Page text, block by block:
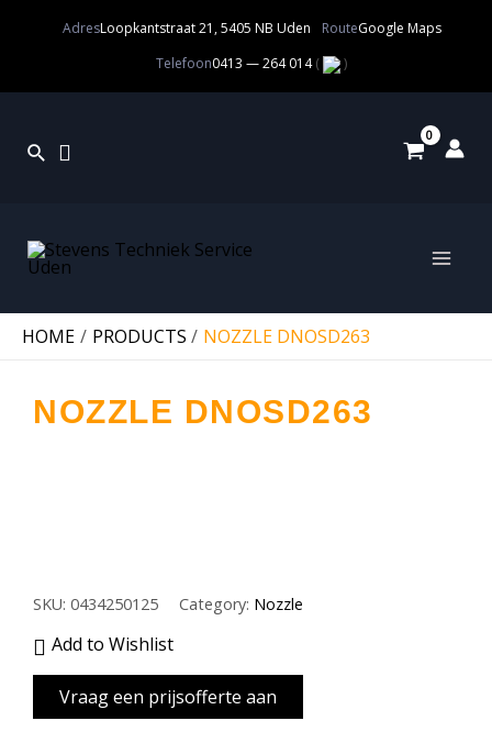
AdresLoopkantstraat 21, 5405 NB Uden RouteGoogle Maps
Telefoon0413 — 264 014( )
HOME PRODUCTS NOZZLE DNOSD263
NOZZLE DNOSD263
SKU: 0434250125 Category: Nozzle
Add to Wishlist